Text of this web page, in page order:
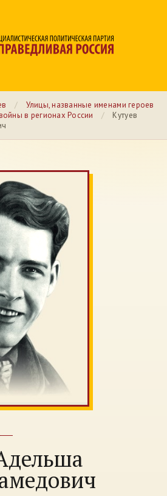
/
Улицы, названные именами героев
в регионах России
/
Кутуев